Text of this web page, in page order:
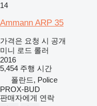
14
Ammann ARP 35
가격은 요청 시 공개
미니 로드 롤러
2016
5,454 주행 시간
폴란드, Police
PROX-BUD
판매자에게 연락